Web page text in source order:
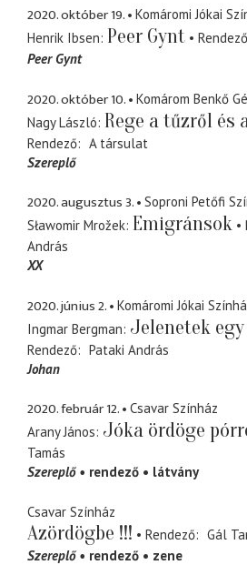
2020. október 19.
Komáromi Jókai
Henrik Ibsen Peer Gynt Rendező
Peer Gynt
2020. október 10.
Komárom Benkő
Nagy László Rege a tűzről és
Rendező
A társulat
Szereplő
2020. augusztus 3.
Soproni Petőfi
Sławomir Mrožek Emigránsok
András
XX
2020. június 2.
Komáromi Jókai
Ingmar Bergman Jelenetek
Rendező
Pataki András
Johan
2020. február 12.
Csavar Színház
Arany János Jóka ördöge
Tamás
Szereplő
rendező látvány
Csavar Színház
Azördögbe !!! Rendező
Gál
Szereplő
rendező zene